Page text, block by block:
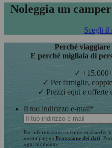
Noleggia un
Scegli il
Perché
E perché migliaia di
✓
✓ Per famiglie,
✓ Prezzi equi e offerte
Il tuo indirizzo e-mail*
Per informazioni su come roadsurfer
nostra pagina Protezione dei dati .
ogni momento.